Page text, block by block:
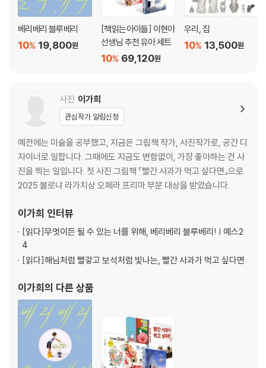
베리베리 블루베리
19,800원
10%
[책읽는아이들] 이현아
선생님 추천 유아 세트
69,120원
10%
우리, 집
13,500원
10%
사진 이가희
관심작가 알림신청
예전에는 미술을 공부했고, 지금은 그림책 작가, 사진작가로, 공간 디
자이너로 일합니다. 그때에도 지금도 변함없이, 가장 좋아하는 건 사
진을 찍는 일입니다. 첫 사진 그림책 『빨간 사과가 먹고 싶다면』으로
2025 볼로냐 라가치상 오페라 프리마 부문 대상을 받았습니다.
이가희 인터뷰
[읽다]무엇이든 될 수 있는 너를 위해, 베리베리 블루베리! | 예스2
4
[읽다]해님처럼 빨갛고 보석처럼 빛나는, 빨간 사과가 먹고 싶다면
이가희의 다른 상품